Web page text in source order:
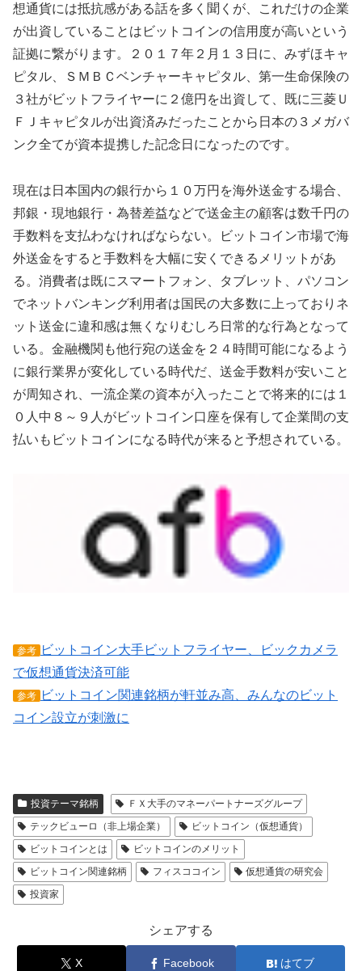
想通貨には抵抗感がある話を多く聞くが、これだけの企業
が出資していることはビットコインの信用度が高いという
証拠に繋がります。２０１７年２月１３日に、みずほキャ
ピタル、ＳＭＢＣベンチャーキャピタル、第一生命保険の
３社がビットフライヤーに２億円を出資して、既に三菱Ｕ
ＦＪキャピタルが出資済みだったことから日本の３メガバ
ンク全てが資本提携した記念日になったのです。
現在は日本国内の銀行から１０万円を海外送金する場合、
邦銀・現地銀行・為替差益などで送金主の顧客は数千円の
手数料を支払わなければならない。ビットコイン市場で海
外送金をすると手数料を大幅に安くできるメリットがあ
る。消費者は既にスマートフォン、タブレット、パソコン
でネットバンキング利用者は国民の大多数に上っておりネ
ット送金に違和感は無くなりむしろ日常的な行為となって
いる。金融機関も他行宛の送金を２４時間可能になるよう
に銀行業界が変化している時代だ、送金手数料が安いこと
が周知され、一流企業の資本が入ったことで将来的には１
０人中８～９人がビットコイン口座を保有して企業間の支
払いもビットコインになる時代が来ると予想されている。
参考 ビットコイン大手ビットフライヤー、ビックカメラ
で仮想通貨決済可能
参考 ビットコイン関連銘柄が軒並み高、みんなのビット
コイン設立が刺激に
投資テーマ銘柄
ＦＸ大手のマネーパートナーズグループ
テックビューロ（非上場企業）
ビットコイン（仮想通貨）
ビットコインとは
ビットコインのメリット
ビットコイン関連銘柄
フィスココイン
仮想通貨の研究会
投資家
シェアする
X Facebook はてブ